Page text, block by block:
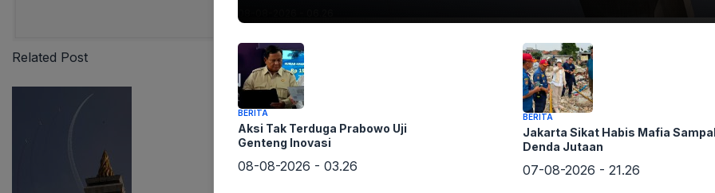
Related Post
BERITA
Aksi Tak Terduga Prabowo Uji
Genteng Inovasi
08-08-2026 - 03.26
BERITA
Jakarta Sikat Habis Mafia
Denda Jutaan
07-08-2026 - 21.26